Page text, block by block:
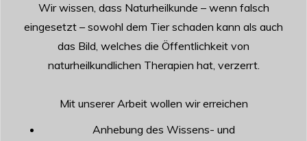
Wir wissen, dass Naturheilkunde – wenn falsch
eingesetzt – sowohl dem Tier schaden kann als auch
das Bild, welches die Öffentlichkeit von
naturheilkundlichen Therapien hat, verzerrt.
Mit unserer Arbeit wollen wir erreichen
Anhebung des Wissens- und